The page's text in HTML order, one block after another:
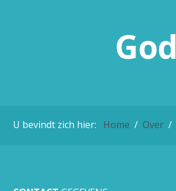
God
U bevindt zich hier: Home Over